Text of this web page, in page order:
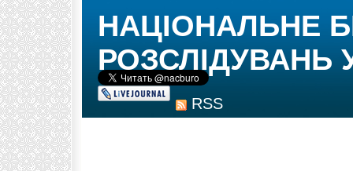
RSS
НАЦІОНАЛЬНЕ
РОЗСЛІДУВАНЬ